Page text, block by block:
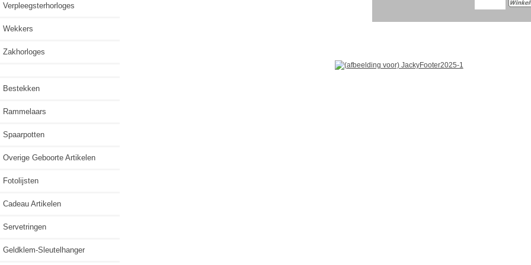
Verpleegsterhorloges
Wekkers
Zakhorloges
Bestekken
Rammelaars
Spaarpotten
Overige Geboorte Artikelen
Fotolijsten
Cadeau Artikelen
Servetringen
Geldklem-Sleutelhanger